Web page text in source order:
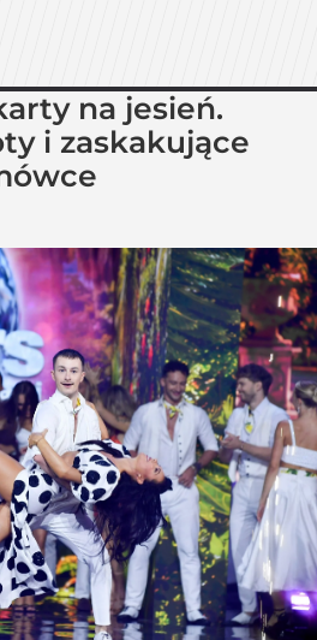
na jesień.
i zaskakujące